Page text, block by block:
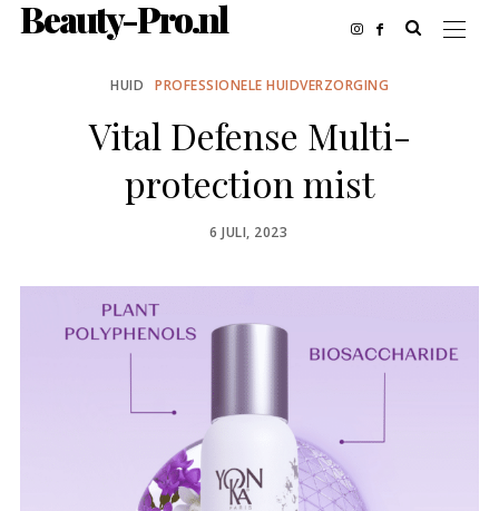
Beauty-Pro.nl
HUID PROFESSIONELE HUIDVERZORGING
Vital Defense Multi-
protection mist
POSTED
6 JULI, 2023